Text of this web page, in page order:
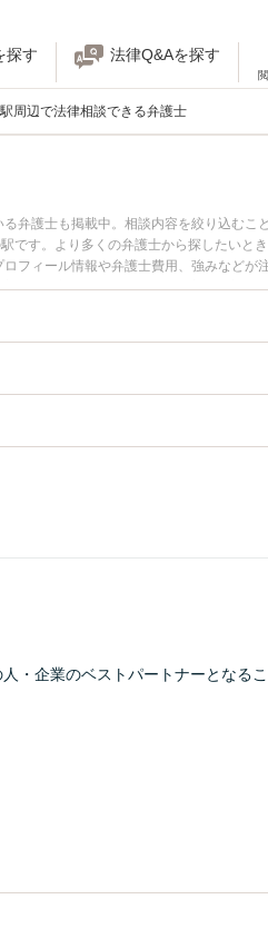
探す 法律Q&Aを探す
周辺で法律相談できる弁護士
弁護士も掲載中。相談内容を絞り込むこ
です。より多くの弁護士から探したいと
フィール情報や弁護士費用、強みなどが
ち退き交渉のトラブル解決の実績豊富な
困りの相談者さんにおすすめです。
・企業のベストパートナーとなる